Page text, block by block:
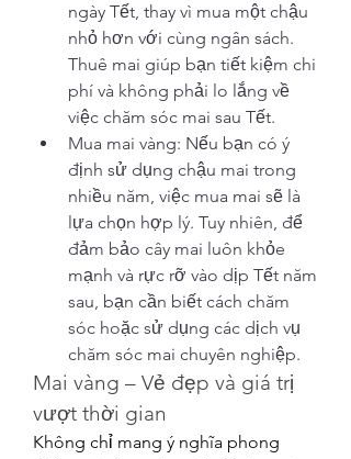
ngày Tết, thay vì mua một chậu
nhỏ hơn với cùng ngân sách.
Thuê mai giúp bạn tiết kiệm chi
phí và không phải lo lắng về
việc chăm sóc mai sau Tết.
Mua mai vàng: Nếu bạn có ý
định sử dụng chậu mai trong
nhiều năm, việc mua mai sẽ là
lựa chọn hợp lý. Tuy nhiên, để
đảm bảo cây mai luôn khỏe
mạnh và rực rỡ vào dịp Tết năm
sau, bạn cần biết cách chăm
sóc hoặc sử dụng các dịch vụ
chăm sóc mai chuyên nghiệp.
Mai vàng – Vẻ đẹp và giá trị
vượt thời gian
Không chỉ mang ý nghĩa phong